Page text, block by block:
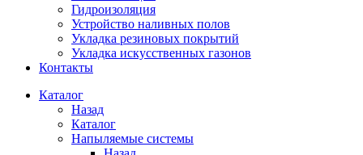
Гидроизоляция
Устройство наливных полов
Укладка резиновых покрытий
Укладка искусственных газонов
Контакты
Каталог
Назад
Каталог
Напыляемые системы